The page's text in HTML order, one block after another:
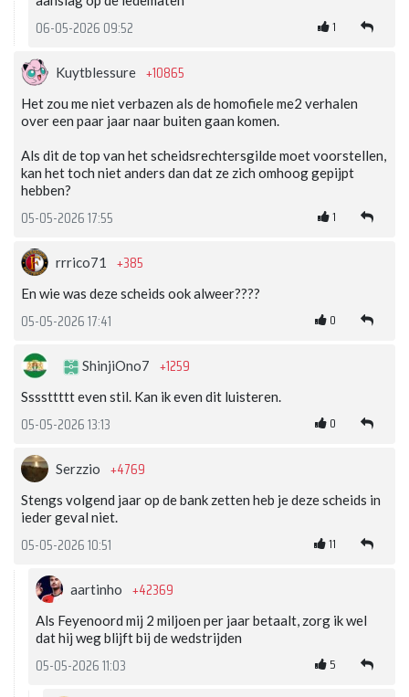
06-05-2026 09:52 1
Kuytblessure +10865
Het zou me niet verbazen als de homofiele me2 verhalen
over een paar jaar naar buiten gaan komen.
Als dit de top van het scheidsrechtersgilde moet voorstellen,
kan het toch niet anders dan dat ze zich omhoog gepijpt
hebben?
05-05-2026 17:55 1
rrrico71 +385
En wie was deze scheids ook alweer????
05-05-2026 17:41 0
ShinjiOno7 +1259
Ssssttttt even stil. Kan ik even dit luisteren.
05-05-2026 13:13 0
Serzzio +4769
Stengs volgend jaar op de bank zetten heb je deze scheids in
ieder geval niet.
05-05-2026 10:51 11
aartinho +42369
Als Feyenoord mij 2 miljoen per jaar betaalt, zorg ik wel
dat hij weg blijft bij de wedstrijden
05-05-2026 11:03 5